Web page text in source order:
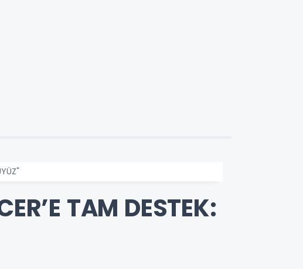
TAM DESTEK: